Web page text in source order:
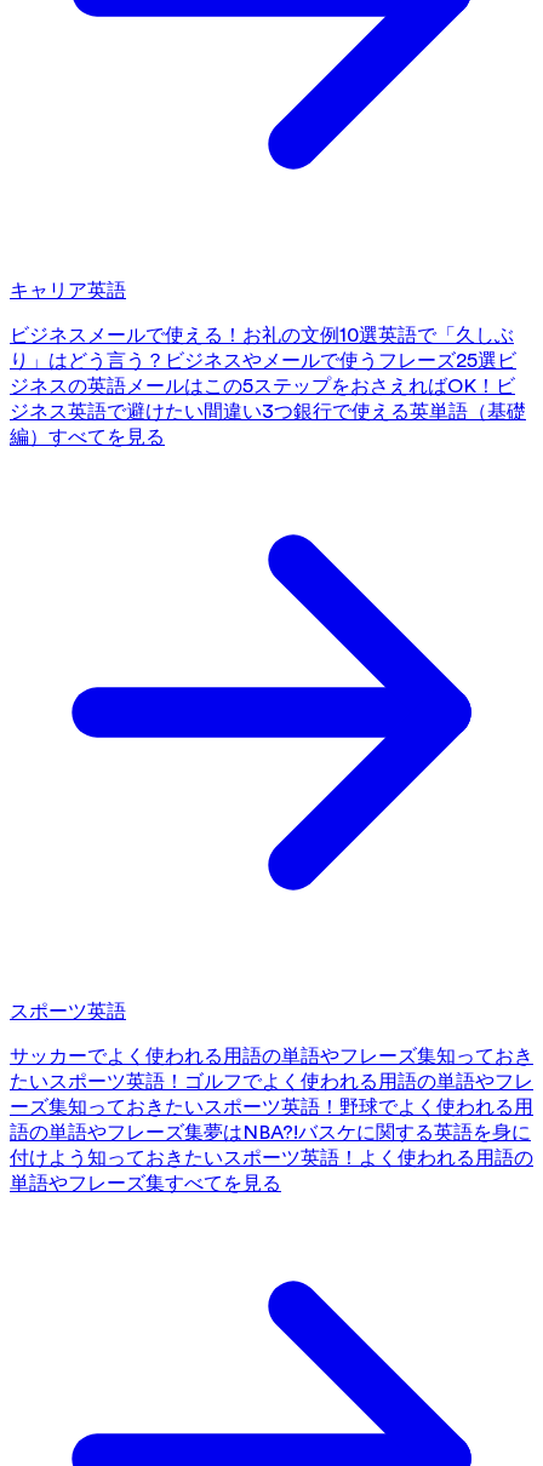
キャリア英語
ビジネスメールで使える！お礼の文例10選英語で「久しぶ
り」はどう言う？ビジネスやメールで使うフレーズ25選 ビ
ジネスの英語メールはこの5ステップをおさえればOK！ ビ
ジネス英語で避けたい間違い3つ銀行で使える英単語（基礎
編） すべてを見る
スポーツ英語
サッカーでよく使われる用語の単語やフレーズ集知っておき
たいスポーツ英語！ゴルフでよく使われる用語の単語やフレ
ーズ集知っておきたいスポーツ英語！野球でよく使われる用
語の単語やフレーズ集夢はNBA?!バスケに関する英語を身に
付けよう 知っておきたいスポーツ英語！よく使われる用語の
単語やフレーズ集すべてを見る